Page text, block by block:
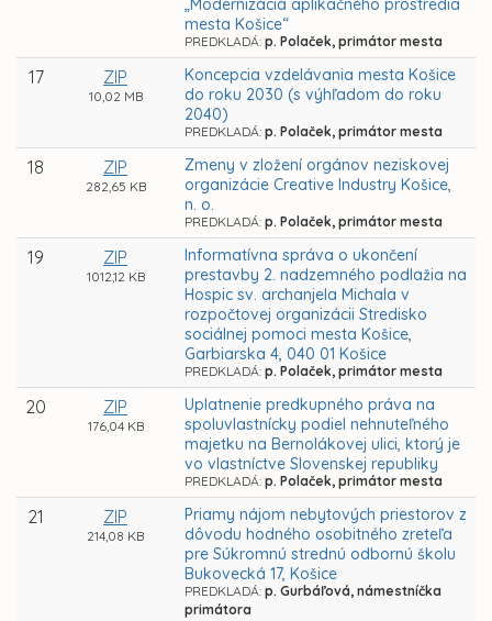
„Modernizácia aplikačného prostredia
mesta Košice“
PREDKLADÁ: p. Polaček, primátor mesta
17 ZIP
10,02 MB
Koncepcia vzdelávania mesta Košice
do roku 2030 (s výhľadom do roku
2040)
PREDKLADÁ: p. Polaček, primátor mesta
18 ZIP
282,65 KB
Zmeny v zložení orgánov neziskovej
organizácie Creative Industry Košice,
n. o.
PREDKLADÁ: p. Polaček, primátor mesta
19 ZIP
1012,12 KB
Informatívna správa o ukončení
prestavby 2. nadzemného podlažia na
Hospic sv. archanjela Michala v
rozpočtovej organizácii Stredisko
sociálnej pomoci mesta Košice,
Garbiarska 4, 040 01 Košice
PREDKLADÁ: p. Polaček, primátor mesta
20 ZIP
176,04 KB
Uplatnenie predkupného práva na
spoluvlastnícky podiel nehnuteľného
majetku na Bernolákovej ulici, ktorý je
vo vlastníctve Slovenskej republiky
PREDKLADÁ: p. Polaček, primátor mesta
21 ZIP
214,08 KB
Priamy nájom nebytových priestorov z
dôvodu hodného osobitného zreteľa
pre Súkromnú strednú odbornú školu
Bukovecká 17, Košice
PREDKLADÁ: p. Gurbáľová, námestníčka
primátora